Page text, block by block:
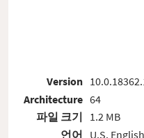
Version
Architecture
파일 크기
언어
64
1.2 MB
U.S. English